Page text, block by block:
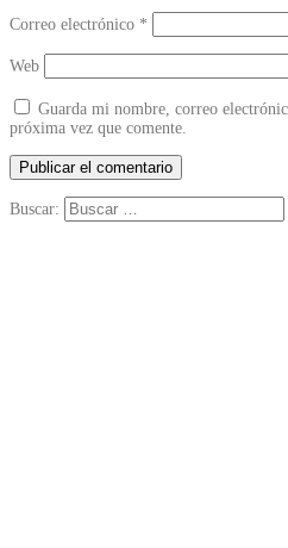
Correo electrónico *
Web
Guarda mi nombre, correo
próxima vez que comente.
Buscar: